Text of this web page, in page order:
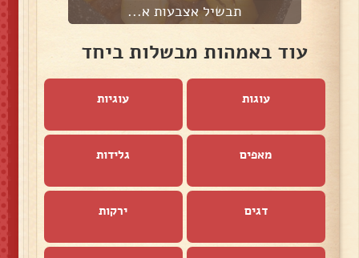
תבשיל אצבעות א...
עוד באמהות מבשלות ביחד
עוגות עוגיות
מאפים גלידות
דגים ירקות